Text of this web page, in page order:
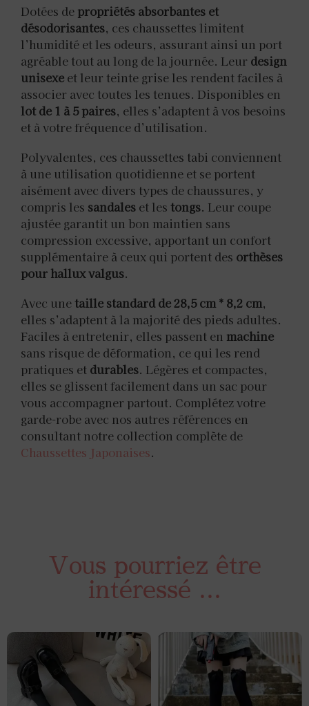
Dotées de propriétés absorbantes et
désodorisantes, ces chaussettes limitent
l’humidité et les odeurs, assurant ainsi un port
agréable tout au long de la journée. Leur design
unisexe et leur teinte grise les rendent faciles à
associer avec toutes les tenues. Disponibles en
lot de 1 à 5 paires, elles s’adaptent à vos besoins
et à votre fréquence d’utilisation.
Polyvalentes, ces chaussettes tabi conviennent
à une utilisation quotidienne et se portent
aisément avec divers types de chaussures, y
compris les sandales et les tongs. Leur coupe
ajustée garantit un bon maintien sans
compression excessive, apportant un confort
supplémentaire à ceux qui portent des orthèses
pour hallux valgus.
Avec unetaille standard de 28,5 cm * 8,2 cm,
elles s’adaptent à la majorité des pieds adultes.
Faciles à entretenir, elles passent en machine
sans risque de déformation, ce qui les rend
pratiques et durables. Légères et compactes,
elles se glissent facilement dans un sac pour
vous accompagner partout. Complétez votre
garde-robe avec nos autres références en
consultant notre collection complète de
Chaussettes Japonaises.
Vous pourriez être
intéressé ...